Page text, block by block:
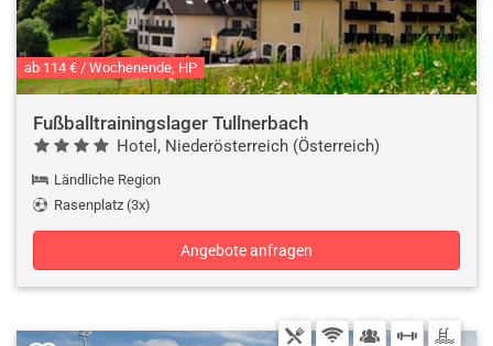
ab 114 € / Wochenende, HP
Fußballtrainingslager Tullnerbach
Hotel, Niederösterreich (Österreich)
Ländliche Region
Rasenplatz (3x)
Angebote anfragen